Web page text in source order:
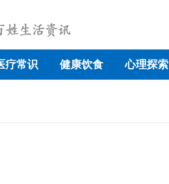
疗常识 健康饮食 心理探索